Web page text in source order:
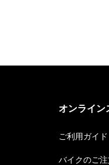
オンライン
ご利用ガイド
バイクのご